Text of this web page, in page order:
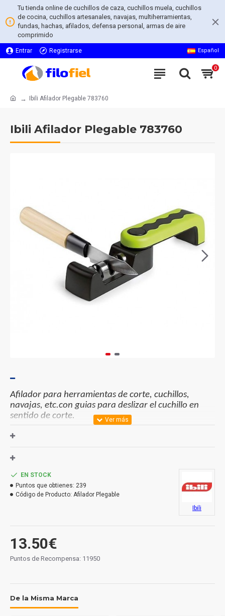
Tu tienda online de cuchillos de caza, cuchillos muela, cuchillos
de cocina, cuchillos artesanales, navajas, multiherramientas,
fundas, hachas, afilados, defensa personal, armas de aire
comprimido
Entrar Registrarse Español
0
Ibili Afilador Plegable 783760
Ibili Afilador Plegable 783760
Afilador para herramientas de corte, cuchillos,
navajas, etc.con guias para deslizar el cuchillo en
sentido de corte.
Incluye tres acabados y abrasivos:
2. canal con carburo de tungsteno (afilado)
3. canal con cerámica (asentado).
Cómodo y fácil de usar para personas sin experiencia
13.50€
Puntos de Recompensa: 11950
EN STOCK
Puntos que obtienes: 239
Código de Producto: Afilador Plegable
Ibili
De la Misma Marca